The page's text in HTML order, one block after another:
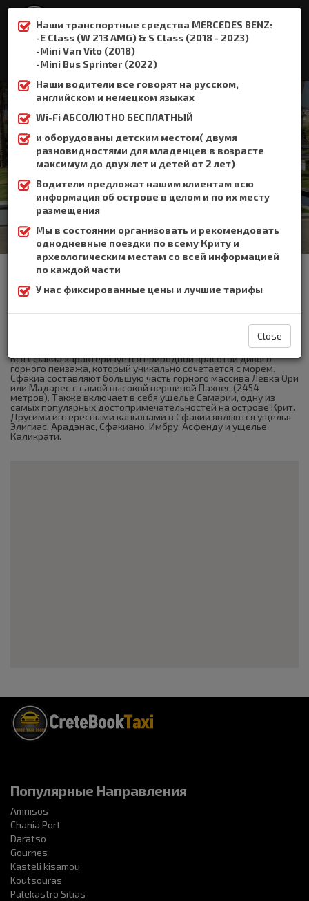
Наши транспортные средства MERCEDES BENZ:
-E Class (W 213 AMG) & S Class (2018 - 2023)
-Mini Van Vito (2018)
-Mini Bus Sprinter (2022)
Наши водители все говорят на русском,
английском и немецком языках
Wi-Fi АБСОЛЮТНО БЕСПЛАТНЫЙ
и оборудованы детским местом( двумя
разновидностями для младенцев в возрасте
максимум до двух лет и детей от 2 лет)
Водители предложат нашим клиентам всю
информация об острове в целом и по их месту
размещения
Мы в состоянии организовать и рекомендовать
однодневные поездки по всему Криту и
археологическим местам со всей информацией
по каждой части
У нас фиксированные цены и лучшие тарифы
Close
+306932337015
Хора Сфакион
Сфакией называют как юго-восточную область Ханьи, так и
Хору Сфакиа - порт на южном побережье и муниципалитет
Муниципалитет Сфакиа является самым густонаселенным в
Патсьянос,Скалоти, Имброс, Аскифу и Франгокастелло.
Вся Сфакиа характеризуется природной красотой дикого
горного пейзажа, который уникально сочетается с морем.
Сфакиа составляют большую часть горного массива Левка Ори
или Мадарес с самой высокой вершиной Пахнес (2454
метров). Также включает в себя ущелье Самарии, одну из
самых популярных достопримечательностей на острове Крит.
Другими интересными каньонами в Сфакии являются ущелья
Элигиас, Арадэнас, Сфакиано, Имбру, Aсфенду и ущелье
Каликрати.
Популярные Направления
Amnisos
Chania Port
Daratso
Gournes
Kasteli kisamou
Koutsouras
Palekastro Sitias